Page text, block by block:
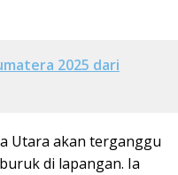
2025 dari
Utara akan terganggu
di lapangan. Ia